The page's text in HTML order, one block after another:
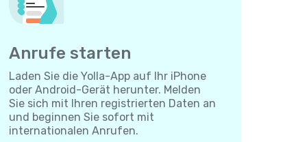
Anrufe starten
Laden Sie die Yolla-App auf Ihr iPhone
oder Android-Gerät herunter. Melden
Sie sich mit Ihren registrierten Daten an
und beginnen Sie sofort mit
internationalen Anrufen.